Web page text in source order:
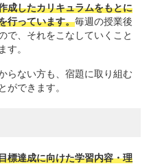
成したカリキュラムをもとに
行っています。毎週の授業後
で、それをこなしていくこと
す。
らない方も、宿題に取り組む
ができます。
標達成に向けた学習内容・理